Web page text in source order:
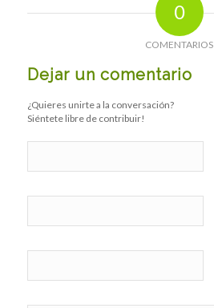
0
COMENTARIOS
Dejar un comentario
¿Quieres unirte a la conversación?
Siéntete libre de contribuir!